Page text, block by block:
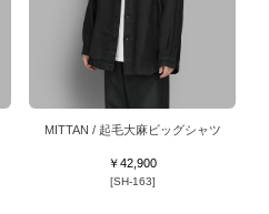
MITTAN / 起毛大麻ビッグシャツ
￥42,900
[SH-163]